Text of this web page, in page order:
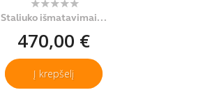
Staliuko išmatavimai...
470,00 €
Į krepšelį